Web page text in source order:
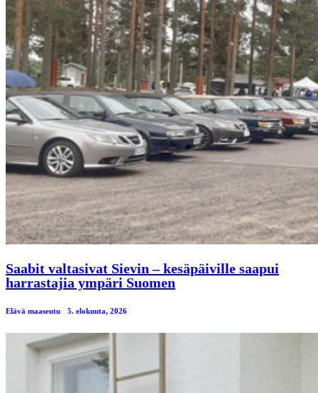
Saabit valtasivat Sievin – kesäpäiville saapui
harrastajia ympäri Suomen
Elävä maaseutu 5. elokuuta, 2026